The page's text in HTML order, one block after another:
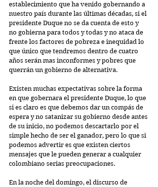
establecimiento que ha venido gobernando a
nuestro país durante las últimas décadas, si el
presidente Duque no se da cuenta de esto y
no gobierna para todos y todas y no ataca de
frente los factores de pobreza e inequidad lo
que único que tendremos dentro de cuatro
años serán mas inconformes y pobres que
querrán un gobierno de alternativa.
Existen muchas expectativas sobre la forma
en que gobernara el presidente Duque, lo que
si es claro es que debemos dar un compás de
espera y no satanizar su gobierno desde antes
de su inicio, no podemos descartarlo por el
simple hecho de ser el ganador, pero lo que si
podemos advertir es que existen ciertos
mensajes que le pueden generar a cualquier
colombiano serias preocupaciones.
En la noche del domingo, el discurso de